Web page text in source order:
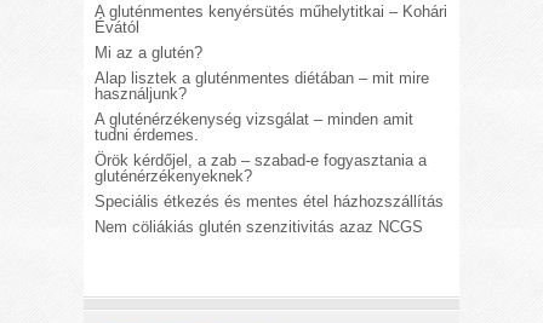
A gluténmentes kenyérsütés műhelytitkai – Kohári
Évától
Mi az a glutén?
Alap lisztek a gluténmentes diétában – mit mire
használjunk?
A gluténérzékenység vizsgálat – minden amit
tudni érdemes.
Örök kérdőjel, a zab – szabad-e fogyasztania a
gluténérzékenyeknek?
Speciális étkezés és mentes étel házhozszállítás
Nem cöliákiás glutén szenzitivitás azaz NCGS